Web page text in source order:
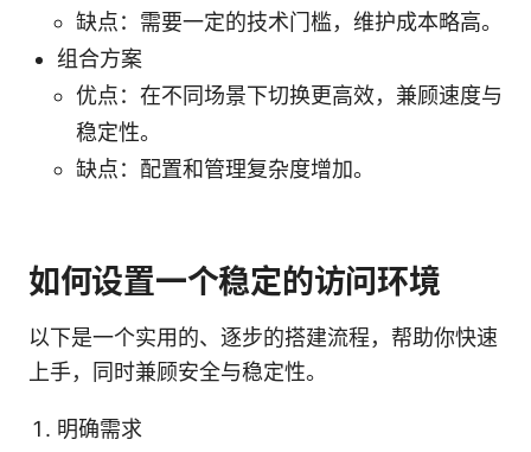
缺点：需要一定的技术门槛，维护成本略高。
组合方案
优点：在不同场景下切换更高效，兼顾速度与
稳定性。
缺点：配置和管理复杂度增加。
如何设置一个稳定的访问环境
以下是一个实用的、逐步的搭建流程，帮助你快速
上手，同时兼顾安全与稳定性。
明确需求